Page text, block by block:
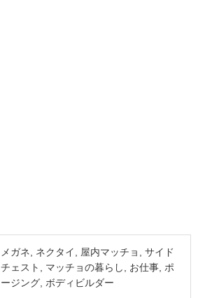
メガネ ネクタイ 屋内マッチョ
サイド
チェスト
マッチョの暮らし お仕事 ポ
ージング ボディビルダー